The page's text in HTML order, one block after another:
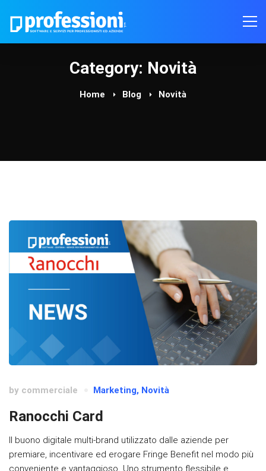
Category: Novità
Home Blog Novità
by commerciale Marketing, Novità
Ranocchi Card
Il buono digitale multi-brand utilizzato dalle aziende per
premiare, incentivare ed erogare Fringe Benefit nel modo più
conveniente e vantaggioso. Uno strumento flessibile e